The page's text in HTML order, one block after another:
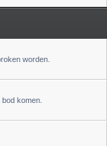
worden.
komen.